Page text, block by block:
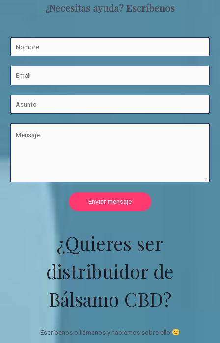
¿Necesitas ayuda? Escríbenos
Enviar mensaje
¿Quieres ser
distribuidor de
Bálsamo CBD?
Escríbenos o llámanos y hablemos sobre ello